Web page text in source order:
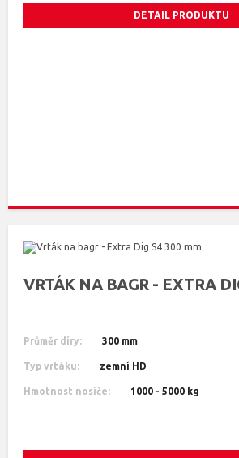
DETAIL PRODUKTU
VRTÁK NA BAGR - EXTRA
Průměr díry: 300 mm
Typ vrtáku: zemní HD
Hmotnost nosiče: 1000 - 5000 kg